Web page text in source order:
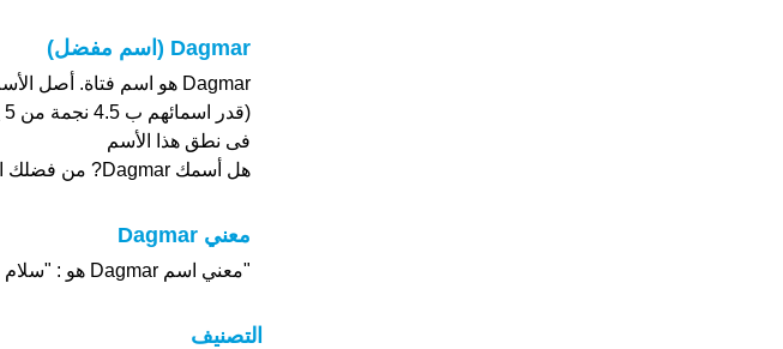
Dagmar (اسم مفضل)
فى نطق هذا الأسم
هل أسمك Dagmar? من فضلك اجب على
معني Dagmar
"معني اسم Dagmar هو : "سلام
التصنيف